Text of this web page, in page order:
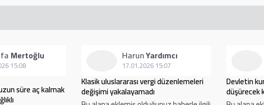
Mertoğlu
15:08
süre aç kalmak
HarunYardımcı
17.01.2026 15:07
Klasik uluslararası vergi düzenlemeleri
değişimi yakalayamadı
Devletin
düşürecek